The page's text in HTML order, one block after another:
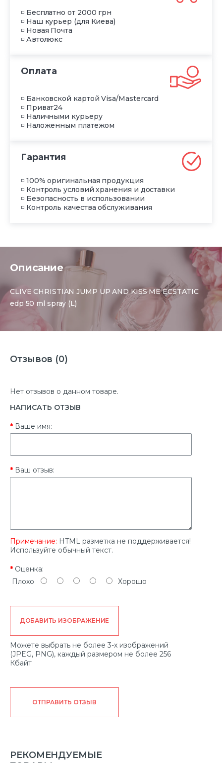
◽ Бесплатно от 2000 грн
◽ Наш курьер (для Киева)
◽ Новая Почта
◽ Автолюкс
Оплата
◽ Банковской картой Visa/Mastercard
◽ Приват24
◽ Наличными курьеру
◽ Наложенным платежом
Гарантия
◽ 100% оригинальная продукция
◽ Контроль условий хранения и доставки
◽ Безопасность в использовании
◽ Контроль качества обслуживания
Описание
CLIVE CHRISTIAN JUMP UP AND KISS ME ECSTATIC
edp 50 ml spray (L)
Отзывов (0)
Нет отзывов о данном товаре.
НАПИСАТЬ ОТЗЫВ
Ваше имя:
Ваш отзыв:
Примечание: HTML разметка не поддерживается!
Используйте обычный текст.
Оценка:
Плохо
Хорошо
ДОБАВИТЬ ИЗОБРАЖЕНИЕ
Можете выбрать не более 3-х изображений
(JPEG, PNG), каждый размером не более 256
Кбайт
ОТПРАВИТЬ ОТЗЫВ
РЕКОМЕНДУЕМЫЕ